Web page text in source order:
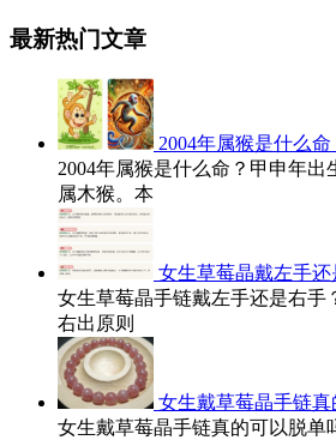
最新热门文章
2004年属猴是什么
2004年属猴是什么命？甲申年
属木猴。本
女生草莓晶戴左手还
女生草莓晶手链戴左手还是右手
右出原则
女生戴草莓晶手链真
女生戴草莓晶手链真的可以脱单